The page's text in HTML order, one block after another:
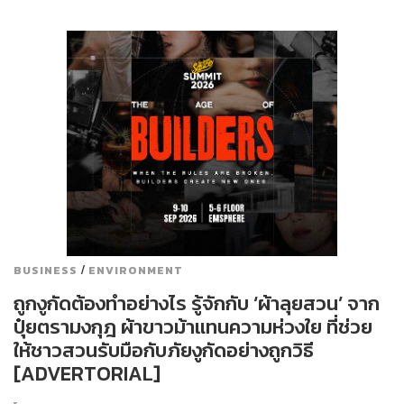
BUSINESS / ENVIRONMENT
ถูกงูกัดต้องทำอย่างไร รู้จักกับ ‘ผ้าลุยสวน’ จาก
ปุ๋ยตรามงกุฎ ผ้าขาวม้าแทนความห่วงใย ที่ช่วย
ให้ชาวสวนรับมือกับภัยงูกัดอย่างถูกวิธี
[ADVERTORIAL]